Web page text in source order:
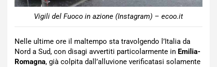
Vigili del Fuoco in azione (Instagram) – ecoo.it
Nelle ultime ore il maltempo sta travolgendo l’Italia da
Nord a Sud, con disagi avvertiti particolarmente in Emilia-
Romagna, già colpita dall’alluvione verificatasi solamente